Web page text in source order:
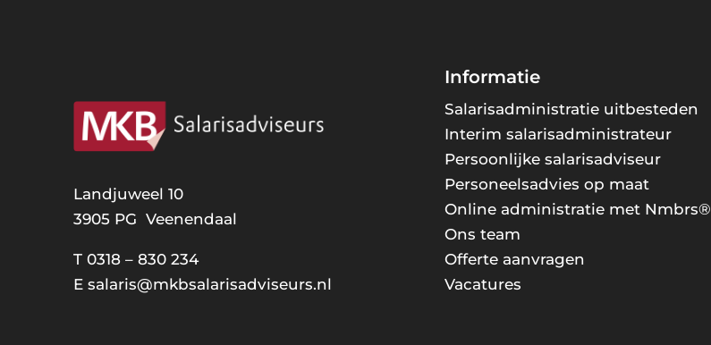
Landjuweel 10
3905 PG Veenendaal
T 0318 – 830 234
E salaris@mkbsalarisadviseurs.nl
Informatie
Salarisadministratie uitbesteden
Interim salarisadministrateur
Persoonlijke salarisadviseur
Personeelsadvies op maat
Online administratie met Nmbrs®
Ons team
Offerte aanvragen
Vacatures